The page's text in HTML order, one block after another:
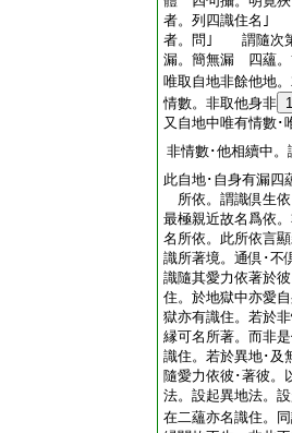
者。列四識住名｣
者。問｣ 謂隨次
漏。簡無漏 四蘊。
唯取自地非餘他地
情數。非取他身非
又自地中唯有情數･
非情數･他相續中
此自地･自身有漏四
所依。謂識倶生
最極親近故名爲依
名所依。此所依言
識所著境。通倶･不
識隨其愛力依著於
住。於地獄中亦愛
獄亦有識住。若於
縁可名所著。而非
識住。若於異地･及
隨愛力依彼･著彼。
法。設起異地法。
在二蘊亦名識住。